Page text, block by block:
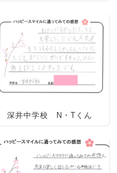
深井中学校 N・Tくん